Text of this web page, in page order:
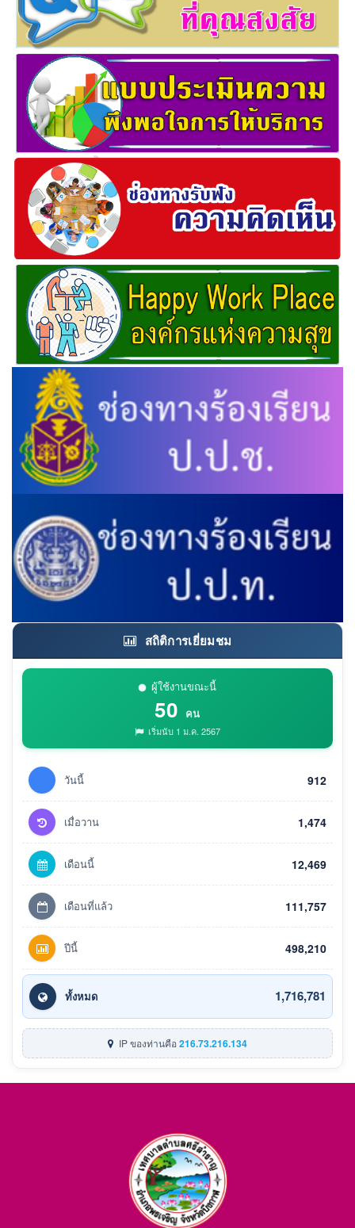
สถิติการเยี่ยมชม
ผู้ใช้งานขณะนี้
50 คน
เริ่มนับ 1 ม.ค. 2567
วันนี้ 912
เมื่อวาน 1,474
เดือนนี้ 12,469
เดือนที่แล้ว 111,757
ปีนี้ 498,210
ทั้งหมด 1,716,781
IP ของท่านคือ216.73.216.134